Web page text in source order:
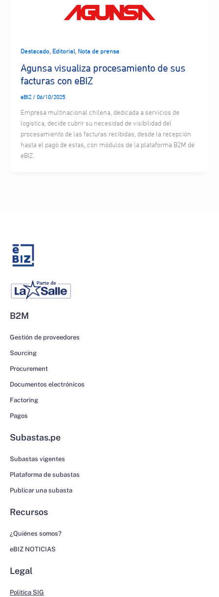
Destacado, Editorial, Nota de prensa
Agunsa visualiza procesamiento de sus
facturas con eBIZ
eBIZ / 06/10/2025
Empresa multinacional chilena, dedicada a servicios de
logística, decide cubrir su necesidad de visibilidad del
procesamiento de las facturas recibidas, desde la recepción
hasta el pago de estas, con módulos de la plataforma B2M de
eBIZ.
B2M
Gestión de proveedores
Sourcing
Procurement
Documentos electrónicos
Factoring
Pagos
Subastas.pe
Subastas vigentes
Plataforma de subastas
Publicar una subasta
Recursos
¿Quiénes somos?
eBIZ NOTICIAS
Legal
Política SIG